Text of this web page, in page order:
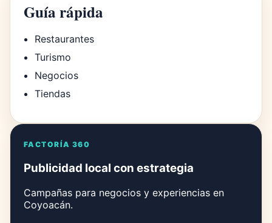
Guía rápida
Restaurantes
Turismo
Negocios
Tiendas
FACTORÍA 360
Publicidad local con estrategia
Campañas para negocios y experiencias en
Coyoacán.